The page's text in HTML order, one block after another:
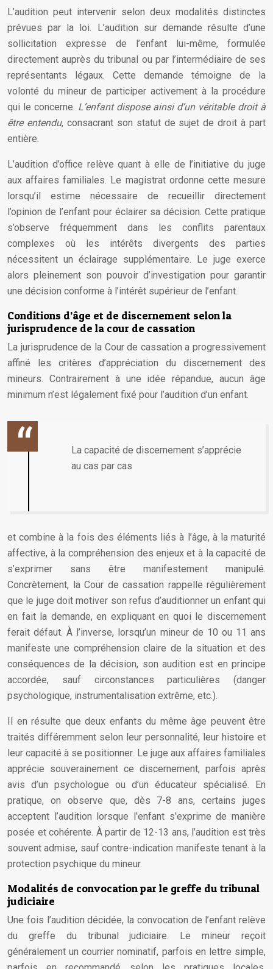
L’audition peut intervenir selon deux modalités distinctes
prévues par la loi. L’audition sur demande résulte d’une
sollicitation expresse de l’enfant lui-même, formulée
directement auprès du tribunal ou par l’intermédiaire de ses
représentants légaux. Cette demande témoigne de la
volonté du mineur de participer activement à la procédure
qui le concerne. L’enfant dispose ainsi d’un véritable droit à
être entendu, consacrant son statut de sujet de droit à part
entière.
L’audition d’office relève quant à elle de l’initiative du juge
aux affaires familiales. Le magistrat ordonne cette mesure
lorsqu’il estime nécessaire de recueillir directement
l’opinion de l’enfant pour éclairer sa décision. Cette pratique
s’observe fréquemment dans les conflits parentaux
complexes où les intérêts divergents des parties
nécessitent un éclairage supplémentaire. Le juge exerce
alors pleinement son pouvoir d’investigation pour garantir
une décision conforme à l’intérêt supérieur de l’enfant.
Conditions d’âge et de discernement selon la
jurisprudence de la cour de cassation
La jurisprudence de la Cour de cassation a progressivement
affiné les critères d’appréciation du discernement des
mineurs. Contrairement à une idée répandue, aucun âge
minimum n’est légalement fixé pour l’audition d’un enfant.
La capacité de discernement s’apprécie
au cas par cas
et combine à la fois des éléments liés à l’âge, à la maturité
affective, à la compréhension des enjeux et à la capacité de
s’exprimer sans être manifestement manipulé.
Concrètement, la Cour de cassation rappelle régulièrement
que le juge doit motiver son refus d’auditionner un enfant qui
en fait la demande, en expliquant en quoi le discernement
ferait défaut. À l’inverse, lorsqu’un mineur de 10 ou 11 ans
manifeste une compréhension claire de la situation et des
conséquences de la décision, son audition est en principe
accordée, sauf circonstances particulières (danger
psychologique, instrumentalisation extrême, etc.).
Il en résulte que deux enfants du même âge peuvent être
traités différemment selon leur personnalité, leur histoire et
leur capacité à se positionner. Le juge aux affaires familiales
apprécie souverainement ce discernement, parfois après
avis d’un psychologue ou d’un éducateur spécialisé. En
pratique, on observe que, dès 7-8 ans, certains juges
acceptent l’audition lorsque l’enfant s’exprime de manière
posée et cohérente. À partir de 12-13 ans, l’audition est très
souvent admise, sauf contre-indication manifeste tenant à la
protection psychique du mineur.
Modalités de convocation par le greffe du tribunal
judiciaire
Une fois l’audition décidée, la convocation de l’enfant relève
du greffe du tribunal judiciaire. Le mineur reçoit
généralement un courrier nominatif, parfois en lettre simple,